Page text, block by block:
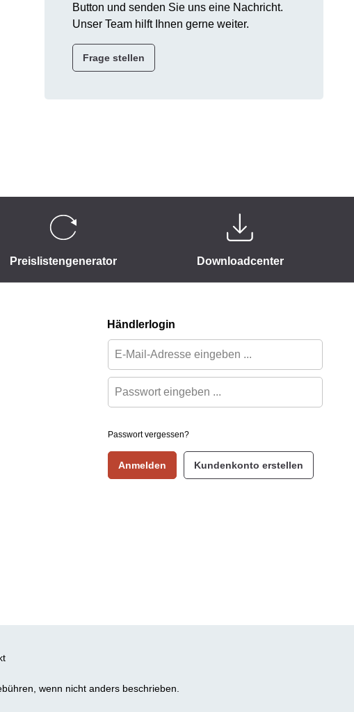
Button und senden Sie uns eine Nachricht.
Unser Team hilft Ihnen gerne weiter.
Frage stellen
Preislistengenerator Downloadcenter
Händlerlogin
Passwort vergessen?
Anmelden Kundenkonto erstellen
wenn nicht anders beschrieben.